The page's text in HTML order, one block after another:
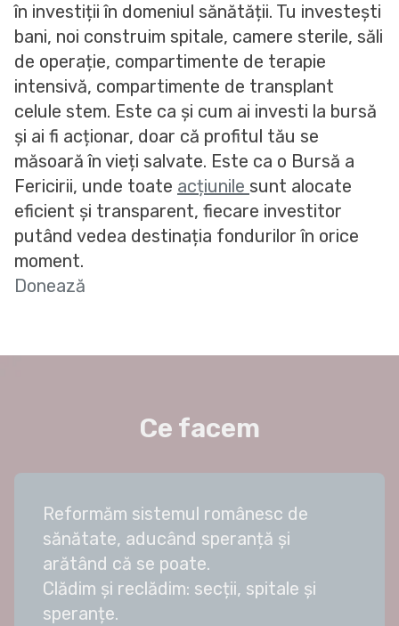
în investiții în domeniul sănătății. Tu investești
bani, noi construim spitale, camere sterile, săli
de operație, compartimente de terapie
intensivă, compartimente de transplant
celule stem. Este ca și cum ai investi la bursă
și ai fi acționar, doar că profitul tău se
măsoară în vieți salvate. Este ca o Bursă a
Fericirii, unde toate acțiunile sunt alocate
eficient și transparent, fiecare investitor
putând vedea destinația fondurilor în orice
moment.
Donează
Ce facem
Reformăm sistemul românesc de
sănătate, aducând speranță și
arătând că se poate.
Clădim și reclădim: secții, spitale și
speranțe.